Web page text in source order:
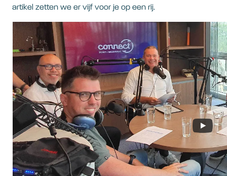
artikel zetten we er vijf voor je op een rij.